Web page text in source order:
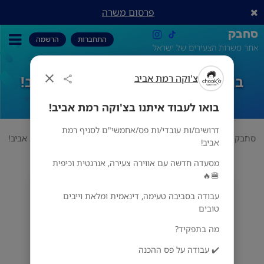
צ'וקה רמת אביב
בואו לעבוד איתנו בצ'וקה רמת אביב!
דרושים/ות עובדי/ות פס/אחמשי"ם לסניף רמת
אביב!
מסעדה חדשה עם אווירה צעירה, אנרגטית וכיפית
🍔🔥
עבודה בסביבה טעימה, דינאמית ומלאת וייבים
טובים
מה בתפקיד?
✔️ עבודה על פס ההכנה
פרסום משרה
סחבק
אתר משרות הצעירים של ישראל
התחברות הרשמה
בואו לעבוד איתנו בצ'וקה רמת אביב!
סחבק אוכל בואו לעבוד איתנו בצ'וקה רמת אביב!
מס' אזורים